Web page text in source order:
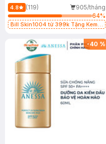
50ml
4.8 (119)
905/tháng
64%
Bill Skin1004 từ 399k Tặng Kem
SPF 50+ 20ml (SL Có Hạn)
-40 %